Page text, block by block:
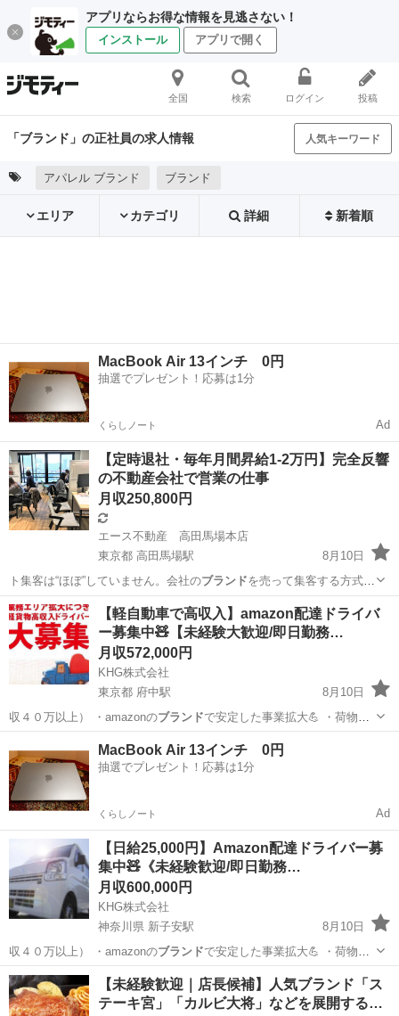
アプリならお得な情報を見逃さない！
インストール アプリで開く
全国 検索 ログイン 投稿
「ブランド」の正社員の求人情報 人気キーワード
アパレル ブランド ブランド
エリア カテゴリ 詳細 新着順
MacBook Air 13インチ 0円
抽選でプレゼント！応募は1分
くらしノート Ad
【定時退社・毎年月間昇給1-2万円】完全反響
の不動産会社で営業の仕事
月収250,800円
エース不動産 高田馬場本店
東京都 高田馬場駅
8月10日
ト集客は“ほぼ”していません。会社のブランドを売って集客する方式の
ため、仕組みを…
東京 新宿区 高田馬場駅 内勤営業
【軽自動車で高収入】amazon配達ドライバ
ー募集中🧸【未経験大歓迎/即日勤務…
月収572,000円
KHG株式会社
東京都 府中駅
8月10日
収４０万以上） ・amazonのブランドで安定した事業拡大💪 ・荷物個
数…
MacBook Air 13インチ 0円
抽選でプレゼント！応募は1分
くらしノート Ad
【日給25,000円】Amazon配達ドライバー募
集中🧸《未経験歓迎/即日勤務…
月収600,000円
KHG株式会社
神奈川県 新子安駅
8月10日
収４０万以上） ・amazonのブランドで安定した事業拡大💪 ・荷物個
数…
神奈川 横浜市 新子安駅 物流 amazon
【未経験歓迎｜店長候補】人気ブランド「ス
テーキ宮」「カルビ大将」などを展開する…